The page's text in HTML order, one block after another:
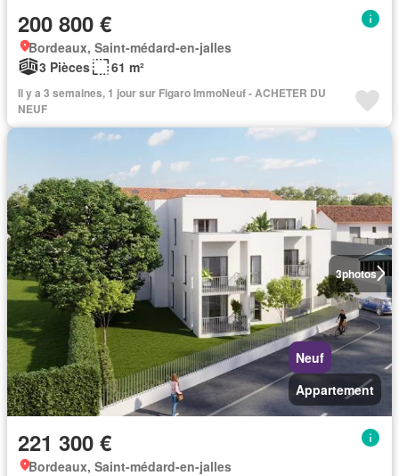
200 800 €
Bordeaux, Saint-médard-en-jalles
3 Pièces
61 m²
Il y a 3 semaines, 1 jour sur Figaro ImmoNeuf - ACHETER DU
NEUF
3photos
Neuf
Appartement
221 300 €
Bordeaux, Saint-médard-en-jalles